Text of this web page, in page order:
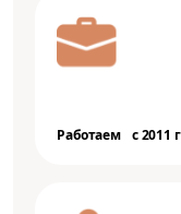
Работаем с 2011